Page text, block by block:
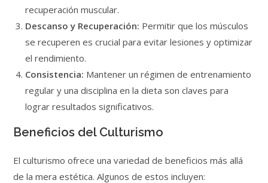
recuperación muscular.
Descanso y Recuperación: Permitir que los músculos
se recuperen es crucial para evitar lesiones y optimizar
el rendimiento.
Consistencia: Mantener un régimen de entrenamiento
regular y una disciplina en la dieta son claves para
lograr resultados significativos.
Beneficios del Culturismo
El culturismo ofrece una variedad de beneficios más allá
de la mera estética. Algunos de estos incluyen: